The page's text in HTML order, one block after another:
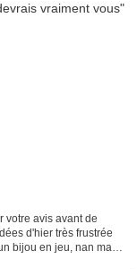
votre avis avant de
d'hier très frustrée
bijou en jeu, nan mais